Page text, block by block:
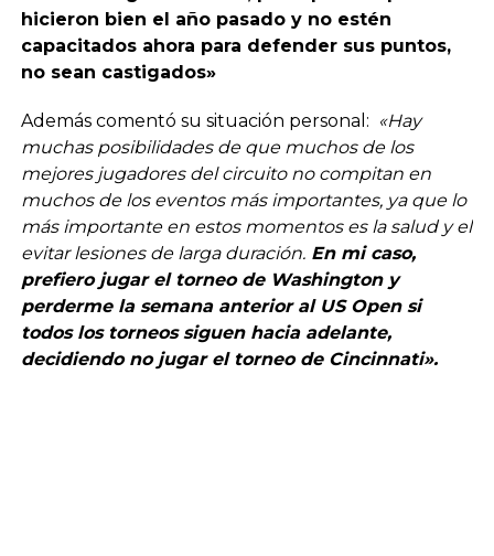
hicieron bien el año pasado y no estén
capacitados ahora para defender sus puntos,
no sean castigados»
Además comentó su situación personal: «Hay
muchas posibilidades de que muchos de los
mejores jugadores del circuito no compitan en
muchos de los eventos más importantes, ya que lo
más importante en estos momentos es la salud y el
evitar lesiones de larga duración.En mi caso,
prefiero jugar el torneo de Washington y
perderme la semana anterior al US Open si
todos los torneos siguen hacia adelante,
decidiendo no jugar el torneo de Cincinnati».